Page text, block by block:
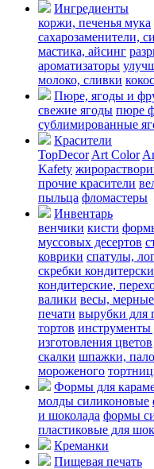
Ингредиенты
коржи, печенья мука
сахарозаменители,
мастика, айсинг
ароматизаторы
молоко, сливки
Пюре, ягоды и
свежие ягоды пюре
сублимированные
Красители
TopDecor Art Color
Kafety
прочие красители
пыльца фломастеры
Инвентарь
венчики кисти
муссовых десертов
коврики cпатулы,
скребки
кондитерские,
валики весы,
печати вырубки для
тортов инструменты
изготовления цветов
скалки шпажки,
мороженого
Формы для
молды силиконовые
и шоколада формы
пластиковые для
Креманки
Пищевая печать